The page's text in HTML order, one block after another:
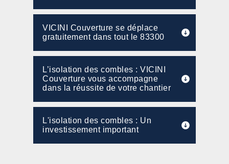
VICINI Couverture se déplace
gratuitement dans tout le 83300
L’isolation des combles : VICINI
Couverture vous accompagne
dans la réussite de votre chantier
L'isolation des combles : Un
investissement important